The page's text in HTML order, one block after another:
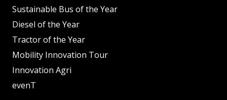
Sustainable Bus of the Year
Diesel of the Year
Tractor of the Year
Mobility Innovation Tour
Innovation Agri
evenT